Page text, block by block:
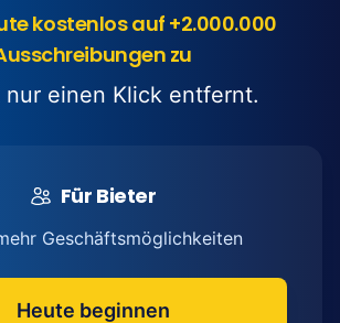
kostenlos auf +2.000.000
zu
nur einen Klick entfernt.
Für Bieter
Geschäftsmöglichkeiten
Heute beginnen